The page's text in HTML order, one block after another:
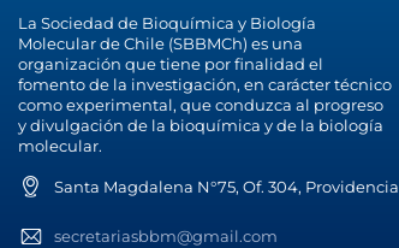
La Sociedad de Bioquímica y Biología
Molecular de Chile (SBBMCh) es una
organización que tiene por finalidad el
fomento de la investigación, en carácter técnico
como experimental, que conduzca al progreso
y divulgación de la bioquímica y de la biología
molecular.
Santa Magdalena N°75, Of. 304, Providencia
secretariasbbm@gmail.com